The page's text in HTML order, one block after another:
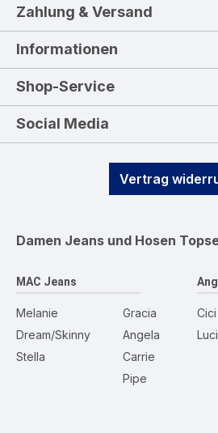
Zahlung & Versand
Informationen
Shop-Service
Social Media
Vertrag
Damen Jeans und Hosen
MAC Jeans
Melanie
Dream/Skinny
Stella
Gracia
Angela
Carrie
Pipe
Cici
Luci